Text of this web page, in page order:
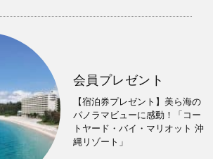
会員プレゼント
【宿泊券プレゼント】美ら海の
パノラマビューに感動！「コー
トヤード・バイ・マリオット 沖
縄リゾート」